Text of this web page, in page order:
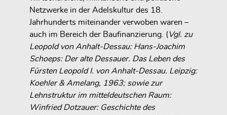
Netzwerke in der Adelskultur des 18.
Jahrhunderts miteinander verwoben waren –
auch im Bereich der Baufinanzierung. ( Vgl. zu
Leopold von Anhalt-Dessau: Hans-Joachim
Schoeps: Der alte Dessauer. Das Leben des
Fürsten Leopold I. von Anhalt-Dessau. Leipzig:
Koehler & Amelang, 1963; sowie zur
Lehnstruktur im mitteldeutschen Raum:
Winfried Dotzauer: Geschichte des